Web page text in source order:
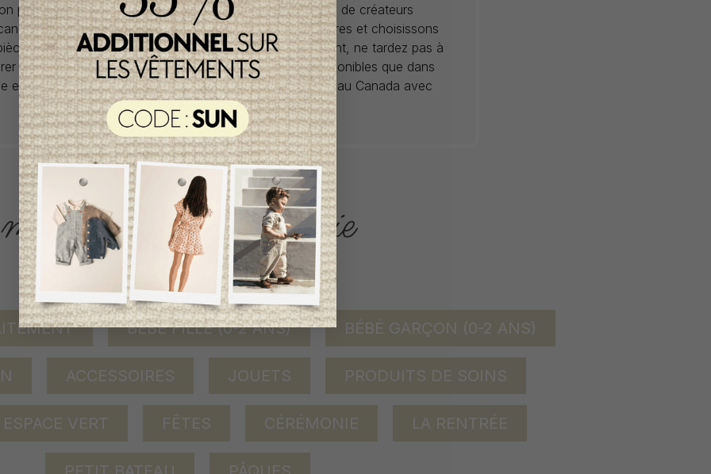
propose des collections pour de vêtements pour bébés de créateurs
à prix imbattables. Nous dénichons les perles rares et choisissons
de saisons en saisons. Si un vêtement vous convient, ne tardez pas à
car la plupart du temps, les articles offerts ne sont disponibles que dans
et en un seul exemplaire. Profitez de la livraison gratuite au Canada avec
tout achat de 100$ et plus avant taxes.
ACCÈS RAPIDE
magasinez par catégorie
BÉBÉ FILLE (0-2 ANS) BÉBÉ GARÇON (0-2 ANS)
ACCESSOIRES JOUETS PRODUITS DE SOINS
ESPACE VERT FÊTES CÉRÉMONIE LA RENTRÉE